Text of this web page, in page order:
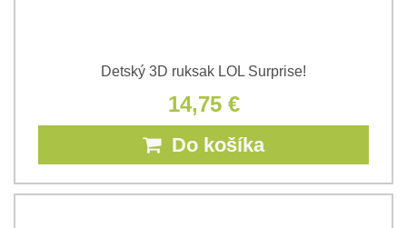
Detský 3D ruksak LOL Surprise!
14,75 €
Do košíka